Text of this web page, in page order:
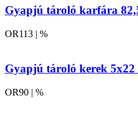
Gyapjú tároló karfára
OR113 | %
Gyapjú tároló kerek 5x22
OR90 | %